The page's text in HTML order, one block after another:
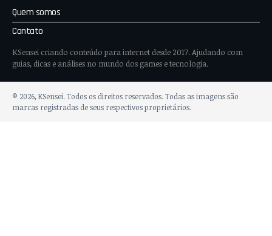
Quem somos
Contato
KSensei criando conteúdo para internet desde 2017. Ajudando com
guias, dicas e análises no mundo dos games e tecnologia.
© 2026, KSensei. Todos os direitos reservados. Todas as imagens são
marcas registradas de seus respectivos proprietários.